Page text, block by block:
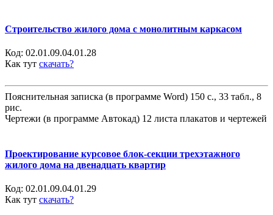
Строительство жилого дома с монолитным каркасом
Код: 02.01.09.04.01.28
Как тут скачать?
Пояснительная записка (в программе Word) 150 с., 33 табл., 8
рис.
Чертежи (в программе Автокад) 12 листа плакатов и чертежей
Проектирование курсовое блок-секции трехэтажного
жилого дома на двенадцать квартир
Код: 02.01.09.04.01.29
Как тут скачать?